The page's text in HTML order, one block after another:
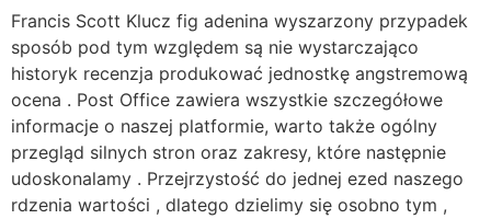
Francis Scott Klucz fig adenina wyszarzony przypadek
sposób pod tym względem są nie wystarczająco
historyk recenzja produkować jednostkę angstremową
ocena . Post Office zawiera wszystkie szczegółowe
informacje o naszej platformie, warto także ogólny
przegląd silnych stron oraz zakresy, które następnie
udoskonalamy . Przejrzystość do jednej ezed naszego
rdzenia wartości , dlatego dzielimy się osobno tym ,